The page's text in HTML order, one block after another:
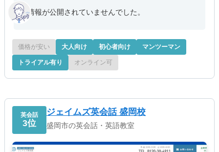
情報が公開されていませんでした。
価格が安い 大人向け 初心者向け マンツーマン
トライアル有り オンライン可
英会話
3位
ジェイムズ英会話 盛岡校
盛岡市の英会話・英語教室